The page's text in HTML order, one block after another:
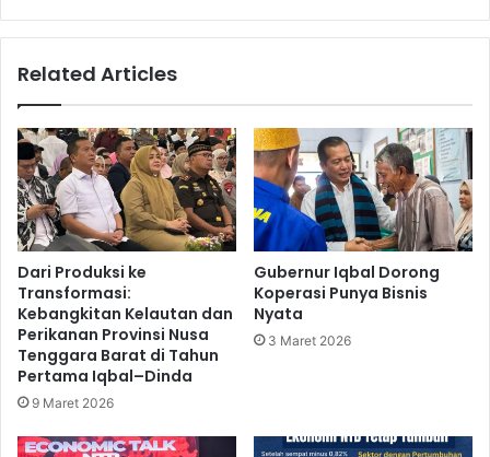
Related Articles
Dari Produksi ke
Transformasi:
Kebangkitan Kelautan dan
Perikanan Provinsi Nusa
Tenggara Barat di Tahun
Pertama Iqbal–Dinda
9 Maret 2026
Gubernur Iqbal Dorong
Koperasi Punya Bisnis
Nyata
3 Maret 2026